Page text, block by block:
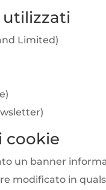
utilizzati
Limited)
cookie
un banner
modificato in